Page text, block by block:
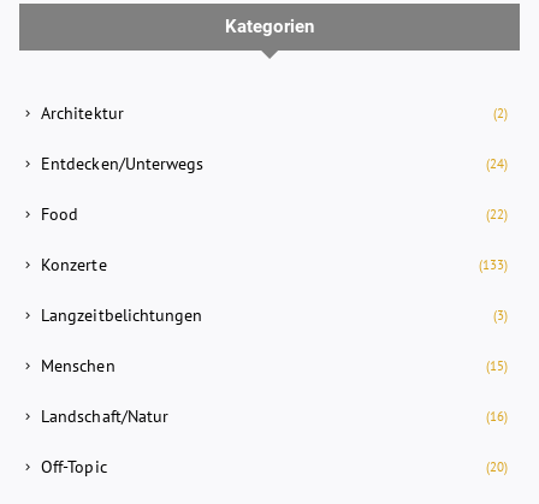
Kategorien
Architektur (2)
Entdecken/Unterwegs (24)
Food (22)
Konzerte (133)
Langzeitbelichtungen (3)
Menschen (15)
Landschaft/Natur (16)
Off-Topic (20)